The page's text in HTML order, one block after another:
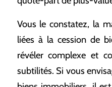
Vous le constatez, la
liées à la cession de
révéler complexe et
subtilités. Si vous